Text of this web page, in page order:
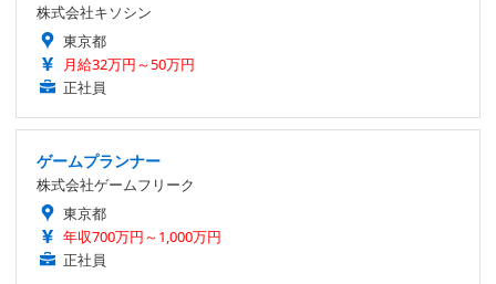
株式会社キソシン
東京都
月給32万円～50万円
正社員
ゲームプランナー
株式会社ゲームフリーク
東京都
年収700万円～1,000万円
正社員